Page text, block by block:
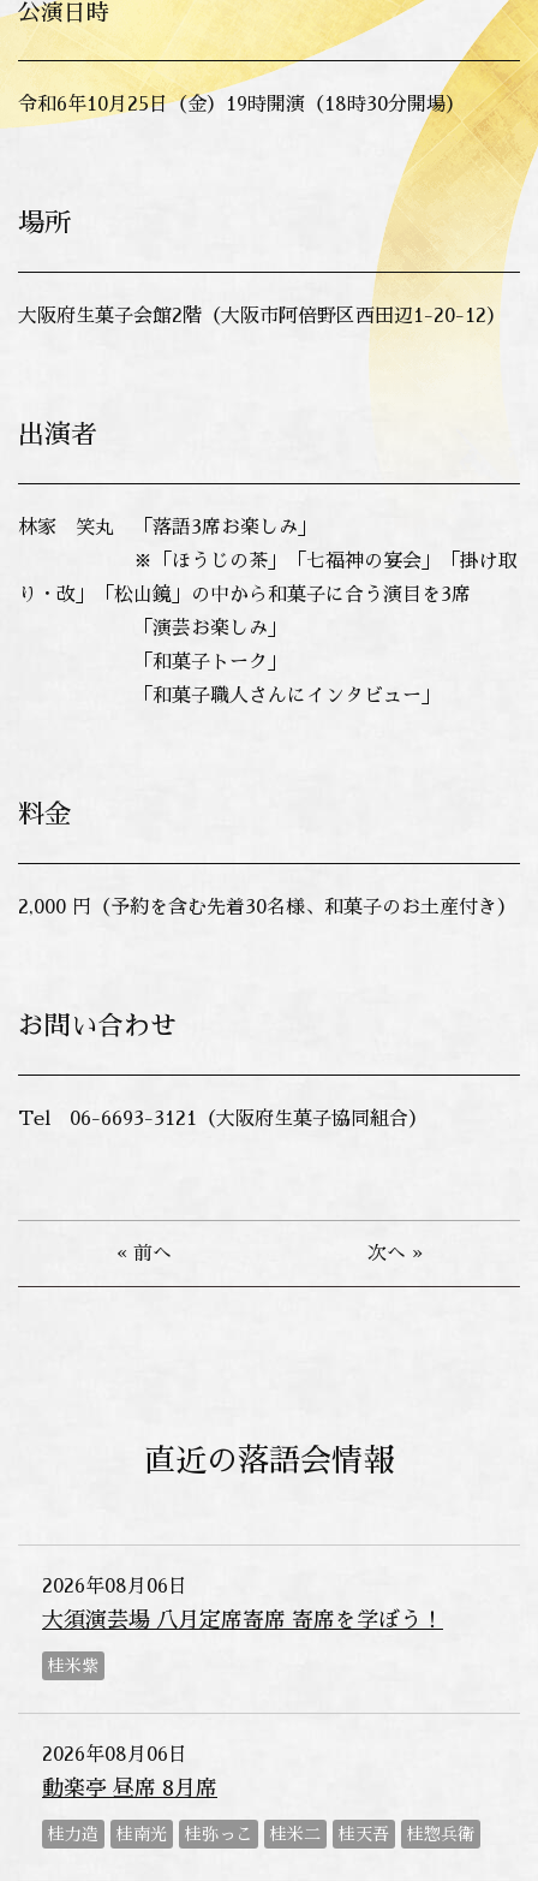
公演日時
令和6年10月25日（金）19時開演（18時30分開場）
場所
大阪府生菓子会館2階（大阪市阿倍野区西田辺1-20-12）
出演者
林家 笑丸 「落語3席お楽しみ」
※「ほうじの茶」「七福神の宴会」「掛け取
り・改」「松山鏡」の中から和菓子に合う演目を3席
「演芸お楽しみ」
「和菓子トーク」
「和菓子職人さんにインタビュー」
料金
2,000 円（予約を含む先着30名様、和菓子のお土産付き）
お問い合わせ
Tel 06-6693-3121（大阪府生菓子協同組合）
« 前へ 次へ »
直近の落語会情報
2026年08月06日
大須演芸場 八月定席寄席 寄席を学ぼう！
桂米紫
2026年08月06日
動楽亭 昼席 8月席
桂力造 桂南光 桂弥っこ 桂米二 桂天吾 桂惣兵衛